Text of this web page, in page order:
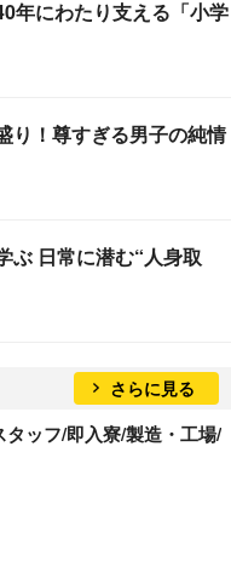
年にわたり支える「小学
り！尊すぎる男子の純情
ぶ 日常に潜む“人身取
さらに見る
タッフ/即入寮/製造・工場/